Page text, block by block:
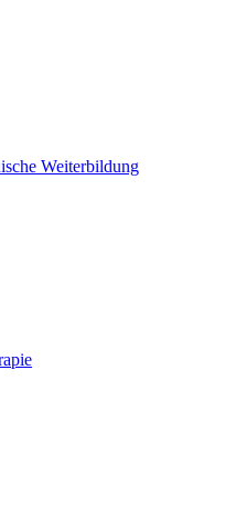
Weiterbildung